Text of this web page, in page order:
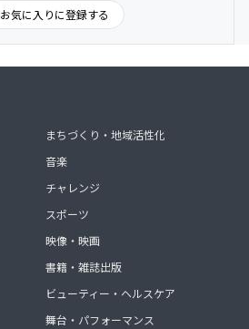
お気に入りに登録する
まちづくり・地域活性化
音楽
チャレンジ
スポーツ
映像・映画
書籍・雑誌出版
ビューティー・ヘルスケア
舞台・パフォーマンス